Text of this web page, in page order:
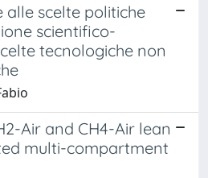
alle scelte politiche
scientifico-
tecnologiche non
Air and CH4-Air lean
multi-compartment